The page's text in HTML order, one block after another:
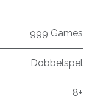
999 Games
Dobbelspel
8+